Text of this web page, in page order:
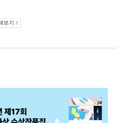
보기